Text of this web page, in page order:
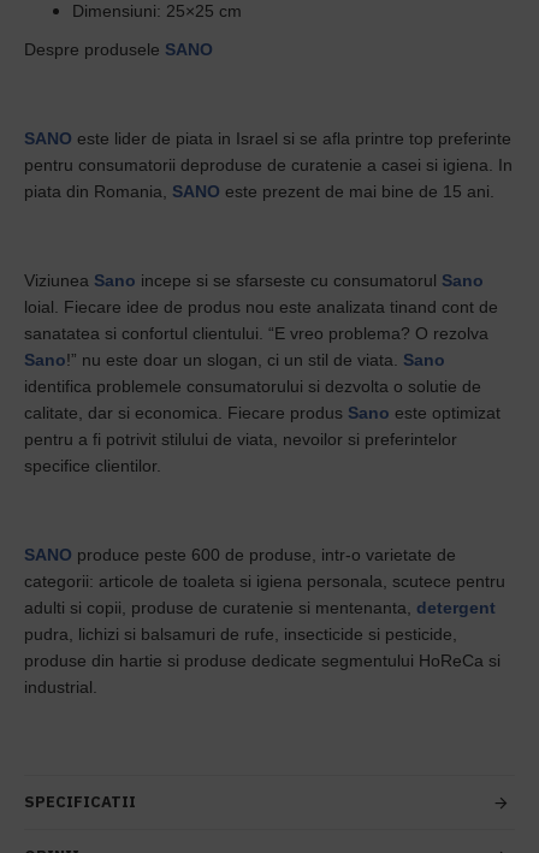
Dimensiuni: 25×25 cm
Despre produsele SANO
SANO este lider de piata in Israel si se afla printre top preferinte
pentru consumatorii deproduse de curatenie a casei si igiena. In
piata din Romania, SANO este prezent de mai bine de 15 ani.
Viziunea Sano incepe si se sfarseste cu consumatorul Sano
loial. Fiecare idee de produs nou este analizata tinand cont de
sanatatea si confortul clientului. “E vreo problema? O rezolva
Sano!” nu este doar un slogan, ci un stil de viata. Sano
identifica problemele consumatorului si dezvolta o solutie de
calitate, dar si economica. Fiecare produs Sano este optimizat
pentru a fi potrivit stilului de viata, nevoilor si preferintelor
specifice clientilor.
SANO produce peste 600 de produse, intr-o varietate de
categorii: articole de toaleta si igiena personala, scutece pentru
adulti si copii, produse de curatenie si mentenanta, detergent
pudra, lichizi si balsamuri de rufe, insecticide si pesticide,
produse din hartie si produse dedicate segmentului HoReCa si
industrial.
SPECIFICATII